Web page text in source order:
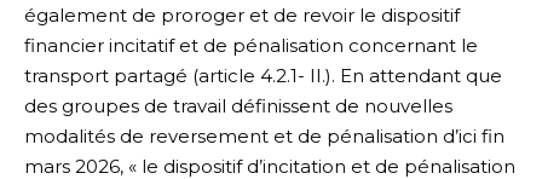
également de proroger et de revoir le dispositif
financier incitatif et de pénalisation concernant le
transport partagé (article 4.2.1- II.). En attendant que
des groupes de travail définissent de nouvelles
modalités de reversement et de pénalisation d’ici fin
mars 2026, « le dispositif d’incitation et de pénalisation